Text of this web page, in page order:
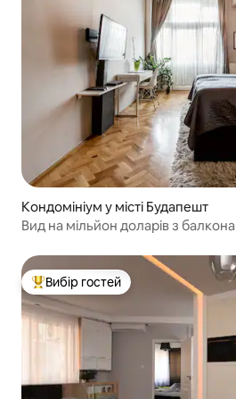
Кондомініум у місті Будапешт
Вид на мільйон доларів з балкона
Топ вибір гостей
Вибір гостей